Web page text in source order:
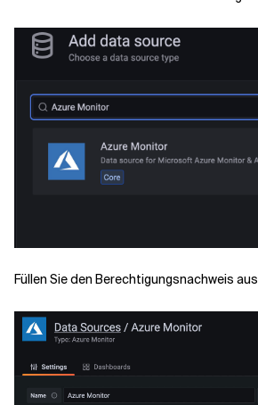
Füllen Sie den Berechtigungsnachweis aus